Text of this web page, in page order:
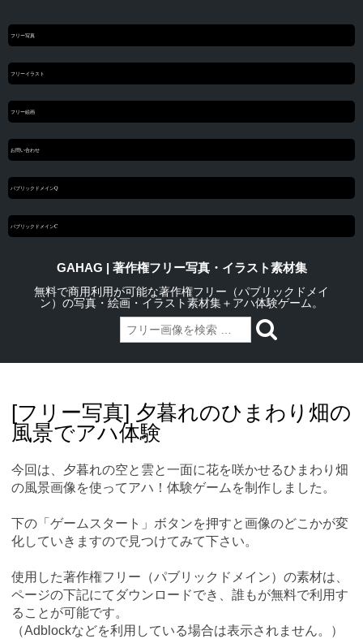
フリー写真
フリーイラスト
フリー絵画
お問い合わせ
パブリックドメインQ
パブリックドメインC
GAHAG | 著作権フリー写真・イラスト素材集
無料で商用利用が可能な著作権フリー（パブリックドメイ
ン）の写真・絵画・イラスト素材集＋アハ体験ゲーム。
content[フリー写真] 夕暮れのひまわり畑の
風景でアハ体験
今回は、夕暮れの空と雲と一面に花を咲かせるひまわり畑
の風景画像を使ってアハ！体験ゲームを制作しました。
下の「ゲームスタート」ボタンを押すと画像のどこかが変
化していきますので見つけてみて下さい。
使用した著作権フリー（パブリックドメイン）の素材は、
ページの下記にてダウンロードでき、誰もが無料で利用す
ることが可能です。
（Adblockなどを利用している場合は表示されません。）